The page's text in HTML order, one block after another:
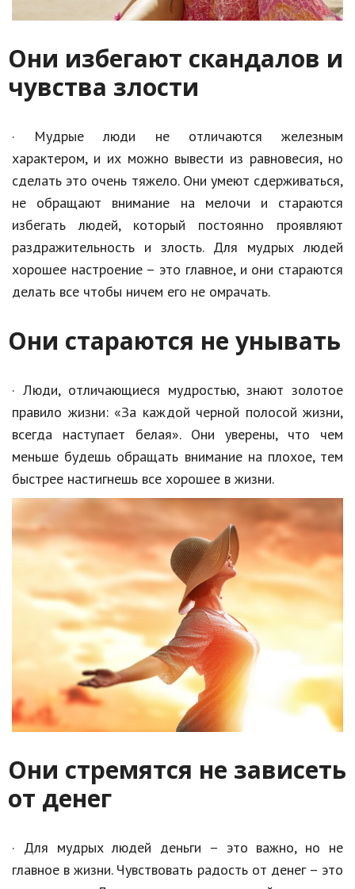
Культура и общество
Бизнес
Хобби и развлечения
Финансы
Юриспруденция
Природа
Образование
Наука и технологии
Они избегают скандалов и
чувства злости
· Мудрые люди не отличаются железным
характером, и их можно вывести из равновесия, но
сделать это очень тяжело. Они умеют сдерживаться,
не обращают внимание на мелочи и стараются
избегать людей, который постоянно проявляют
раздражительность и злость. Для мудрых людей
хорошее настроение – это главное, и они стараются
делать все чтобы ничем его не омрачать.
Они стараются не унывать
· Люди, отличающиеся мудростью, знают золотое
правило жизни: «За каждой черной полосой жизни,
всегда наступает белая». Они уверены, что чем
меньше будешь обращать внимание на плохое, тем
быстрее настигнешь все хорошее в жизни.
Они стремятся не зависеть
от денег
· Для мудрых людей деньги – это важно, но не
главное в жизни. Чувствовать радость от денег – это